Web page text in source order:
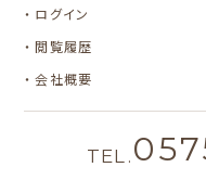
ログイン
閲覧履歴
会社概要
TEL.